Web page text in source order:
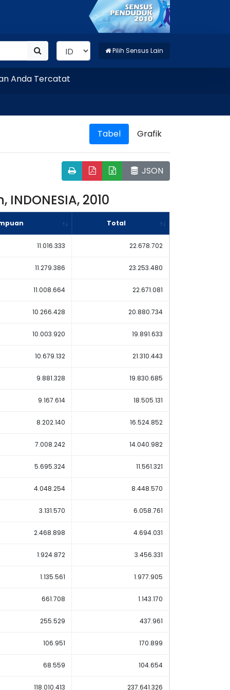
Pilih Sensus Lain
Tercatat
Tabel Grafik
JSON
2010
Total
11.016.333 22.678.702
11.279.386 23.253.480
11.008.664 22.671.081
10.266.428 20.880.734
10.003.920 19.891.633
10.679.132 21.310.443
9.881.328 19.830.685
9.167.614 18.505.131
8.202.140 16.524.852
7.008.242 14.040.982
5.695.324 11.561.321
4.048.254 8.448.570
3.131.570 6.058.761
2.468.898 4.694.031
1.924.872 3.456.331
1.135.561 1.977.905
661.708 1.143.170
255.529 437.961
106.951 170.899
68.559 104.654
118.010.413 237.641.326